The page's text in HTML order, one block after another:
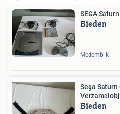
SEGA
Bieden
Medemblik
Sega
Bieden